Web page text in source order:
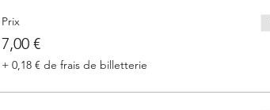
Prix
7,00 €
+ 0,18 € de frais de billetterie